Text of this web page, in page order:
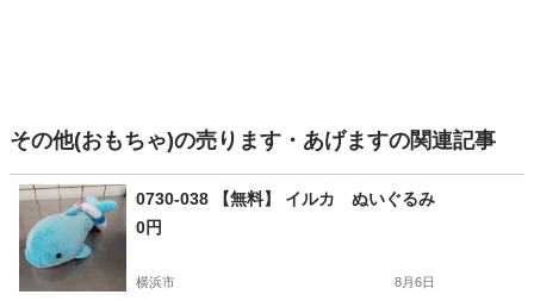
その他(おもちゃ)の売ります・あげますの関連記事
0730-038 【無料】 イルカ ぬいぐるみ
0円
横浜市 8月6日